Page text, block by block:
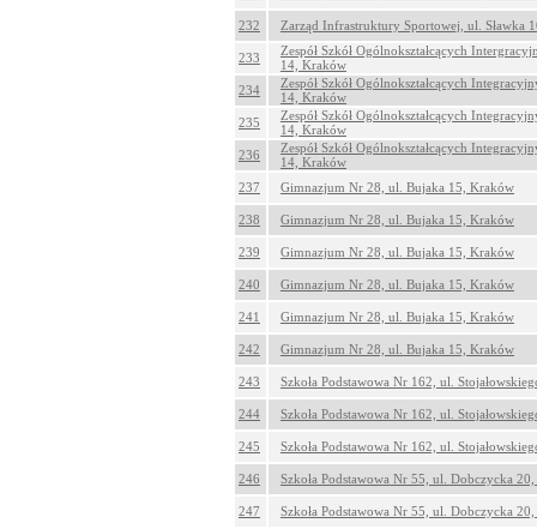
232 Zarząd Infrastruktury Sportowej, ul. Sławka
233
Zespół Szkół Ogólnokształcących
14, Kraków
234
Zespół Szkół Ogólnokształcących
14, Kraków
235
Zespół Szkół Ogólnokształcących
14, Kraków
236
Zespół Szkół Ogólnokształcących
14, Kraków
237
Gimnazjum Nr 28, ul. Bujaka 15, Kraków
238 Gimnazjum Nr 28, ul. Bujaka 15, Kraków
239 Gimnazjum Nr 28, ul. Bujaka 15, Kraków
240 Gimnazjum Nr 28, ul. Bujaka 15, Kraków
241 Gimnazjum Nr 28, ul. Bujaka 15, Kraków
242 Gimnazjum Nr 28, ul. Bujaka 15, Kraków
243 Szkoła Podstawowa Nr 162, ul.
244 Szkoła Podstawowa Nr 162, ul.
245 Szkoła Podstawowa Nr 162, ul.
246 Szkoła Podstawowa Nr 55, ul. Dobczycka
247 Szkoła Podstawowa Nr 55, ul. Dobczycka